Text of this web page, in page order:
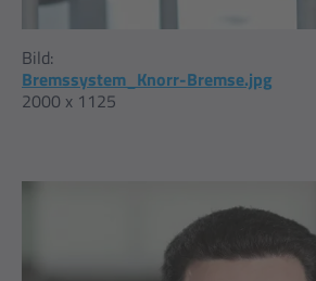
Bild:
Bremssystem_Knorr-Bremse.jpg
2000 x 1125